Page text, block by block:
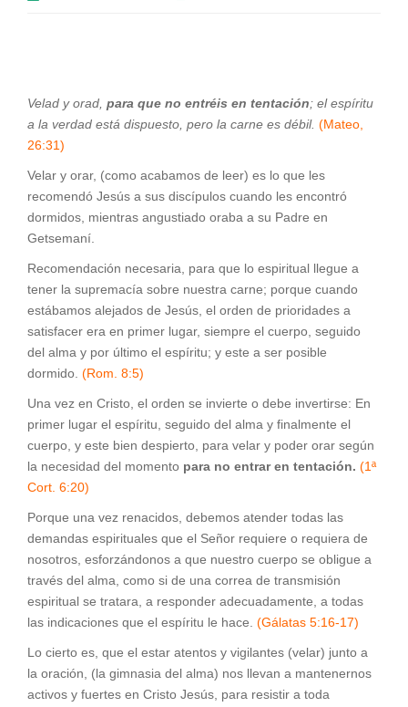
Velad y orad, para que no entréis en tentación; el espíritu
a la verdad está dispuesto, pero la carne es débil. (Mateo,
26:31)
Velar y orar, (como acabamos de leer) es lo que les
recomendó Jesús a sus discípulos cuando les encontró
dormidos, mientras angustiado oraba a su Padre en
Getsemaní.
Recomendación necesaria, para que lo espiritual llegue a
tener la supremacía sobre nuestra carne; porque cuando
estábamos alejados de Jesús, el orden de prioridades a
satisfacer era en primer lugar, siempre el cuerpo, seguido
del alma y por último el espíritu; y este a ser posible
dormido. (Rom. 8:5)
Una vez en Cristo, el orden se invierte o debe invertirse: En
primer lugar el espíritu, seguido del alma y finalmente el
cuerpo, y este bien despierto, para velar y poder orar según
la necesidad del momento para no entrar en tentación. (1ª
Cort. 6:20)
Porque una vez renacidos, debemos atender todas las
demandas espirituales que el Señor requiere o requiera de
nosotros, esforzándonos a que nuestro cuerpo se obligue a
través del alma, como si de una correa de transmisión
espiritual se tratara, a responder adecuadamente, a todas
las indicaciones que el espíritu le hace. (Gálatas 5:16-17)
Lo cierto es, que el estar atentos y vigilantes (velar) junto a
la oración, (la gimnasia del alma) nos llevan a mantenernos
activos y fuertes en Cristo Jesús, para resistir a toda